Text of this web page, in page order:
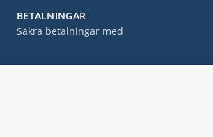
BETALNINGAR
Säkra betalningar med